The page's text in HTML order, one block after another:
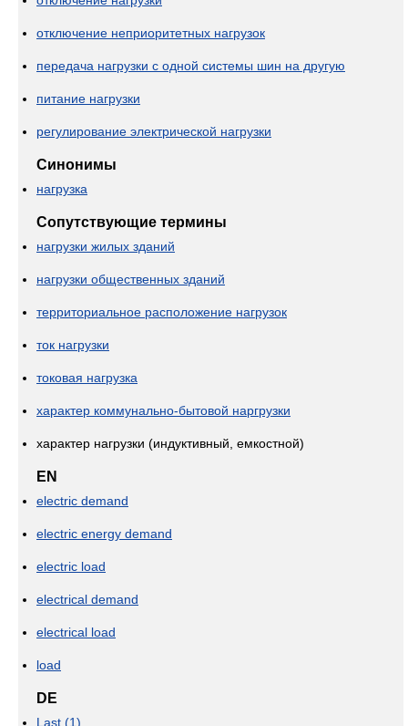
отключение неприоритетных нагрузок
передача нагрузки с одной системы шин на другую
питание нагрузки
регулирование электрической нагрузки
Синонимы
нагрузка
Сопутствующие термины
нагрузки жилых зданий
нагрузки общественных зданий
территориальное расположение нагрузок
ток нагрузки
токовая нагрузка
характер коммунально-бытовой наргрузки
характер нагрузки (индуктивный, емкостной)
EN
electric demand
electric energy demand
electric load
electrical demand
electrical load
load
DE
Last (1)